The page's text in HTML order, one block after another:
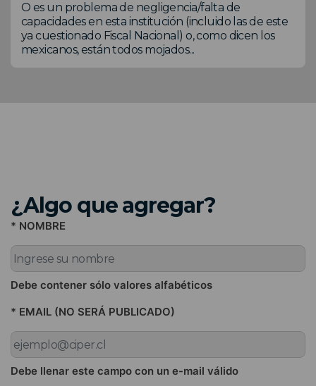
O es un problema de negligencia/falta de
capacidades en esta institución (incluido las de este
ya cuestionado Fiscal Nacional) o, como dicen los
mexicanos, están todos mojados...
¿Algo que agregar?
* NOMBRE
Debe contener sólo valores alfabéticos
* EMAIL (NO SERÁ PUBLICADO)
Debe llenar este campo con un e-mail válido